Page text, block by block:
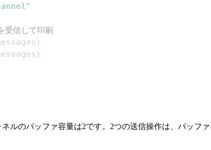
信して印刷
)
)
ネルのバッファ容量は2です。2つの送信操作は、バッフ